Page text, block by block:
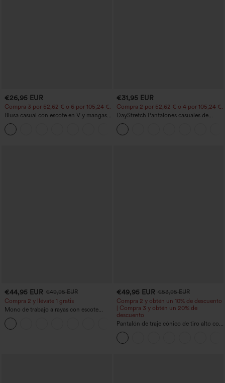
€26,95 EUR
Compra 3 por 52,62 € o 6 por 105,24 €.
Blusa casual con escote en V y mangas
cortas abullonadas
€31,95 EUR
Compra 2 por 52,62 € o 4 por 105,24 €.
DayStretch Pantalones casuales de
cintura alta con pernera tipo barril y
bolsillos
€44,95 EUR €49,95 EUR
Compra 2 y llévate 1 gratis
Mono de trabajo a rayas con escote
barco, sin mangas, lazo lateral, tacto
Cool Touch y bolsillos - Edición Easy
Peezy
+8
€49,95 EUR €53,95 EUR
Compra 2 y obtén un 10% de descuento
| Compra 3 y obtén un 20% de
descuento
Pantalón de traje cónico de tiro alto con
bolsillos